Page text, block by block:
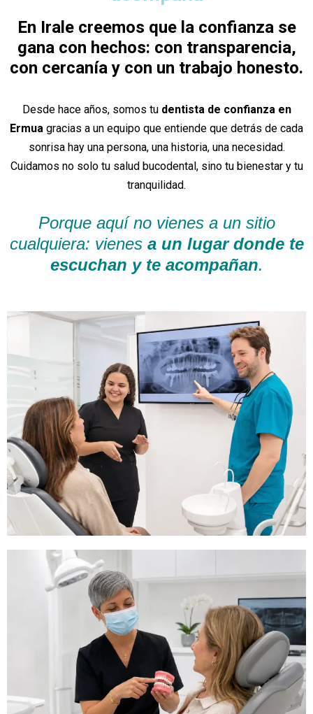
En Irale creemos que la confianza se
gana con hechos: con transparencia,
con cercanía y con un trabajo honesto.
Desde hace años, somos tu dentista de confianza en
Ermua gracias a un equipo que entiende que detrás de cada
sonrisa hay una persona, una historia, una necesidad.
Cuidamos no solo tu salud bucodental, sino tu bienestar y tu
tranquilidad.
Porque aquí no vienes a un sitio
cualquiera: vienes a un lugar donde te
escuchan y te acompañan.